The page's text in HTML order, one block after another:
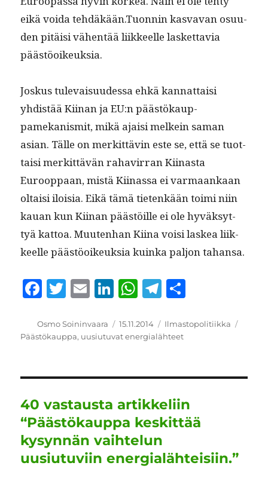
eikä voi­da tehdäkään.Tuonnin kas­va­van osu­u­
den pitäisi vähen­tää liik­keelle las­ket­tavia
päästöoikeuksia.
Joskus tule­vaisu­udessa ehkä kan­nat­taisi
yhdis­tää Kiinan ja EU:n päästökaup­
pamekanis­mit, mikä ajaisi melkein saman
asian. Tälle on merkit­tävin este se, että se tuot­
taisi merkit­tävän rahavir­ran Kiinas­ta
Euroop­paan, mis­tä Kiinas­sa ei var­maankaan
oltaisi iloisia. Eikä tämä tietenkään toi­mi niin
kauan kun Kiinan päästöille ei ole hyväksyt­
tyä kat­toa. Muuten­han Kiina voisi laskea liik­
keelle päästöoikeuk­sia kuin­ka paljon tahansa.
F
c
e
o
o
k
T
it
te
E
ai
l
Li
k
e
I
n
W
at
s
p
p
T
e
g
a
m
a
Kirjoittaja
Osmo Soininvaara Julkaistu
15.11.2014 Kategoriat
Ilmastopolitiikka
Päästökauppa, uusiutuvat energialähteet
40 vastausta artikkeliin
“Päästökauppa keskittää
kysynnän vaihtelun
uusiutuviin energialähteisiin.”